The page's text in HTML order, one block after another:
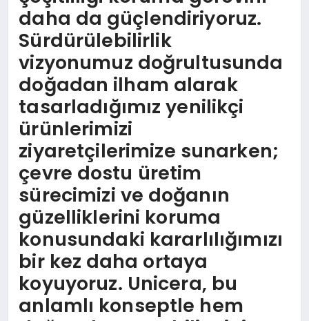
daha da güçlendiriyoruz.
Sürdürülebilirlik
vizyonumuz doğrultusunda
doğadan ilham alarak
tasarladığımız yenilikçi
ürünlerimizi
ziyaretçilerimize sunarken;
çevre dostu üretim
sürecimizi ve doğanın
güzelliklerini koruma
konusundaki kararlılığımızı
bir kez daha ortaya
koyuyoruz. Unicera, bu
anlamlı konseptle hem